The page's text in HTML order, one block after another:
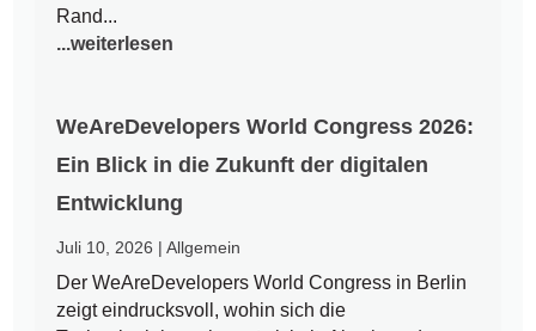
Rand...
...weiterlesen
WeAreDevelopers World Congress 2026:
Ein Blick in die Zukunft der digitalen
Entwicklung
Juli 10, 2026 |Allgemein
Der WeAreDevelopers World Congress in Berlin
zeigt eindrucksvoll, wohin sich die